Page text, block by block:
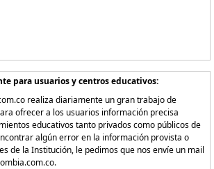
para usuarios y centros educativos:
realiza diariamente un gran trabajo de
ofrecer a los usuarios información precisa
educativos tanto privados como públicos de
algún error en la información provista o
de la Institución, le pedimos que nos envíe un mail